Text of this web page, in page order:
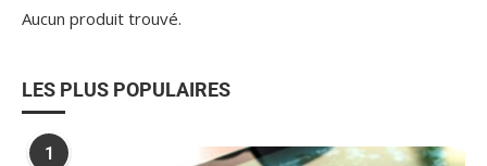
Aucun produit trouvé.
LES PLUS POPULAIRES
1